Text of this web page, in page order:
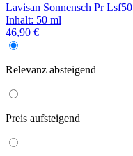
Lavisan Sonnensch Pr Lsf50
Inhalt: 50 ml
46,90 €
Relevanz absteigend
Preis aufsteigend